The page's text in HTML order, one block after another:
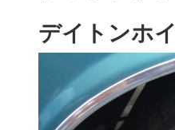
デイトンホ